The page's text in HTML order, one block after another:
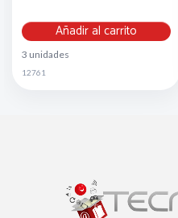
Añadir al carrito
3 unidades
12761